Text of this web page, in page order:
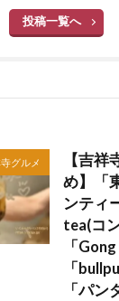
投稿一覧へ
グルメ
【吉祥
め】「
ンティ
tea(コ
「
「
「パン